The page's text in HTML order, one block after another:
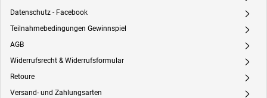
Datenschutz - Facebook A
Teilnahmebedingungen Gewinnspiel A
AGB A
Widerrufsrecht & Widerrufsformular A
Retoure A
Versand- und Zahlungsarten A